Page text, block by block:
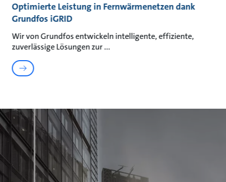
Optimierte Leistung in Fernwärmenetzen dank
Grundfos iGRID
Wir von Grundfos entwickeln intelligente, effiziente,
zuverlässige Lösungen zur